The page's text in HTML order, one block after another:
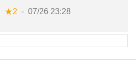
★2 07/26 23:28